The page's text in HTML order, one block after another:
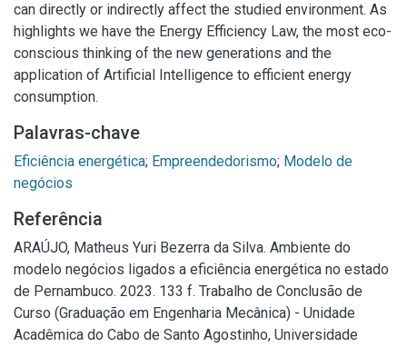
can directly or indirectly affect the studied environment. As
highlights we have the Energy Efficiency Law, the most eco-
conscious thinking of the new generations and the
application of Artificial Intelligence to efficient energy
consumption.
Palavras-chave
Eficiência energética; Empreendedorismo; Modelo de
negócios
Referência
ARAÚJO, Matheus Yuri Bezerra da Silva. Ambiente do
modelo negócios ligados a eficiência energética no estado
de Pernambuco. 2023. 133 f. Trabalho de Conclusão de
Curso (Graduação em Engenharia Mecânica) - Unidade
Acadêmica do Cabo de Santo Agostinho, Universidade